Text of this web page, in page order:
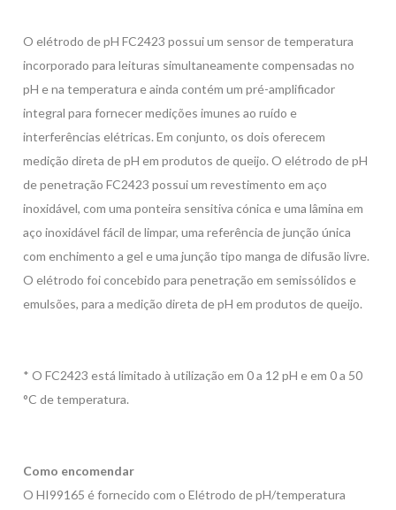
O elétrodo de pH FC2423 possui um sensor de temperatura
incorporado para leituras simultaneamente compensadas no
pH e na temperatura e ainda contém um pré-amplificador
integral para fornecer medições imunes ao ruído e
interferências elétricas. Em conjunto, os dois oferecem
medição direta de pH em produtos de queijo. O elétrodo de pH
de penetração FC2423 possui um revestimento em aço
inoxidável, com uma ponteira sensitiva cónica e uma lâmina em
aço inoxidável fácil de limpar, uma referência de junção única
com enchimento a gel e uma junção tipo manga de difusão livre.
O elétrodo foi concebido para penetração em semissólidos e
emulsões, para a medição direta de pH em produtos de queijo.
* O FC2423 está limitado à utilização em 0 a 12 pH e em 0 a 50
°C de temperatura.
Como encomendar
O HI99165 é fornecido com o Elétrodo de pH/temperatura